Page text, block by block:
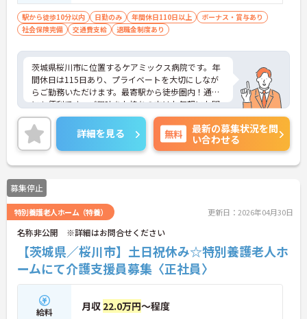
駅から徒歩10分以内 日勤のみ 年間休日110日以上
ボーナス・賞与あり
社会保険完備
交通費支給 退職金制度あり
茨城県桜川市に位置するケアミックス病院です。年
間休日は115日あり、プライベートを大切にしなが
らご勤務いただけます。最寄駅から徒歩圏内！通勤
にも便利です。ご興味をお持ちの方はお気軽にお問
い合わせください。
詳細を見る 無料
最新の募集状況を問
い合わせる
募集停止
特別養護老人ホーム（特養） 更新日：2026年04月30日
名称非公開 ※詳細はお問合せください
【茨城県／桜川市】土日祝休み☆特別養護老人ホ
ームにて介護支援員募集〈正社員〉
給料 月収 22.0万円～程度